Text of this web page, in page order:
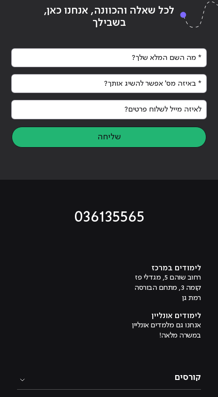
Continue reading
התמקצעת?"לכל שאלה והכוונה, אנחנו כאן,
בשבילך
* מה השם המלא שלך?
* באיזה מס' אפשר להשיג אותך?
לאיזה מייל לשלוח פרטים?
שליחה
036135565
לימודים במרכז
רחוב שוהם 5, מגדלי פז
קומה 3, מתחם הבורסה
רמת גן
לימודים אונליין
אנחנו גם מלמדים אונליין
במשרה מלאה!
קורסים